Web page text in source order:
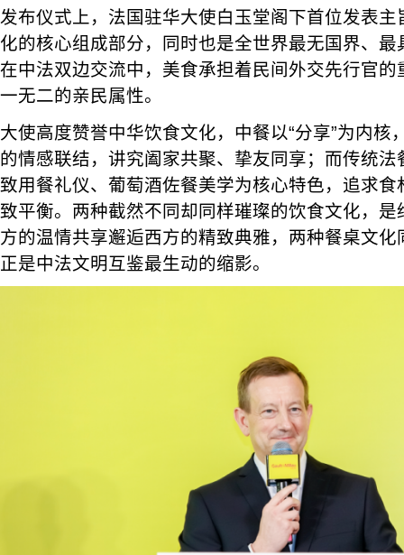
发布仪式上，法国驻华大使白玉堂阁下首位发表
化的核心组成部分，同时也是全世界最无国界、
在中法双边交流中，美食承担着民间外交先行官
一无二的亲民属性。
大使高度赞誉中华饮食文化，中餐以“分享”为内核
的情感联结，讲究阖家共聚、挚友同享；而传统
致用餐礼仪、葡萄酒佐餐美学为核心特色，追求
致平衡。两种截然不同却同样璀璨的饮食文化，
方的温情共享邂逅西方的精致典雅，两种餐桌文
正是中法文明互鉴最生动的缩影。